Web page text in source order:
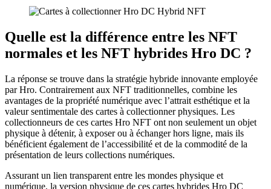
Quelle est la différence entre les NFT
normales et les NFT hybrides Hro DC ?
La réponse se trouve dans la stratégie hybride innovante employée
par Hro. Contrairement aux NFT traditionnelles, combine les
avantages de la propriété numérique avec l’attrait esthétique et la
valeur sentimentale des cartes à collectionner physiques. Les
collectionneurs de ces cartes Hro NFT ont non seulement un objet
physique à détenir, à exposer ou à échanger hors ligne, mais ils
bénéficient également de l’accessibilité et de la commodité de la
présentation de leurs collections numériques.
Assurant un lien transparent entre les mondes physique et
numérique, la version physique de ces cartes hybrides Hro DC